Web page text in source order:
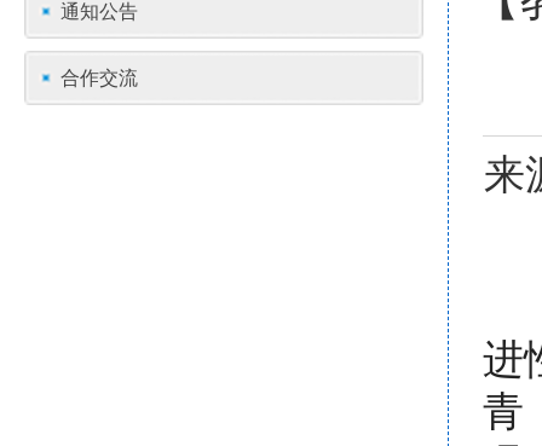
通知公告
合作交流
来
进
青